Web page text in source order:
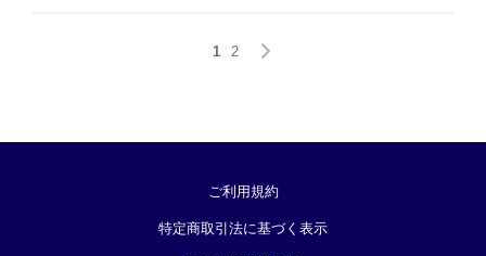
1 2
ご利用規約
特定商取引法に基づく表示